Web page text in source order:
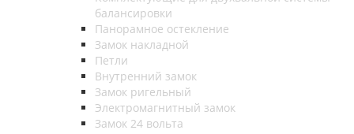
балансировки
Панорамное остекление
Замок накладной
Петли
Внутренний замок
Замок ригельный
Электромагнитный замок
Замок 24 вольта